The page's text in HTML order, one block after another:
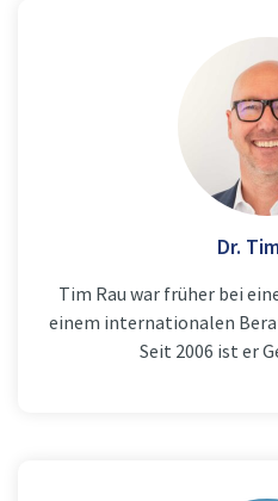
Dr.
Tim Rau war früher bei
einem internationalen
Seit 2006 ist er